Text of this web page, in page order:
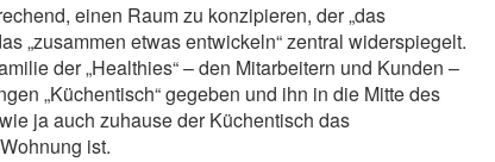
einen Raum zu konzipieren, der „das
„zusammen etwas entwickeln“ zentral widerspiegelt.
der „Healthies“ – den Mitarbeitern und Kunden –
„Küchentisch“ gegeben und ihn in die Mitte des
ja auch zuhause der Küchentisch das
ist.